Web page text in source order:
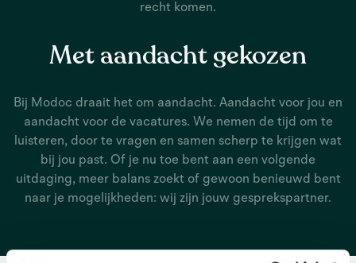
recht komen.
Met aandacht gekozen
Bij Modoc draait het om aandacht. Aandacht voor jou en
aandacht voor de vacatures. We nemen de tijd om te
luisteren, door te vragen en samen scherp te krijgen wat
bij jou past. Of je nu toe bent aan een volgende
uitdaging, meer balans zoekt of gewoon benieuwd bent
naar je mogelijkheden: wij zijn jouw gesprekspartner.